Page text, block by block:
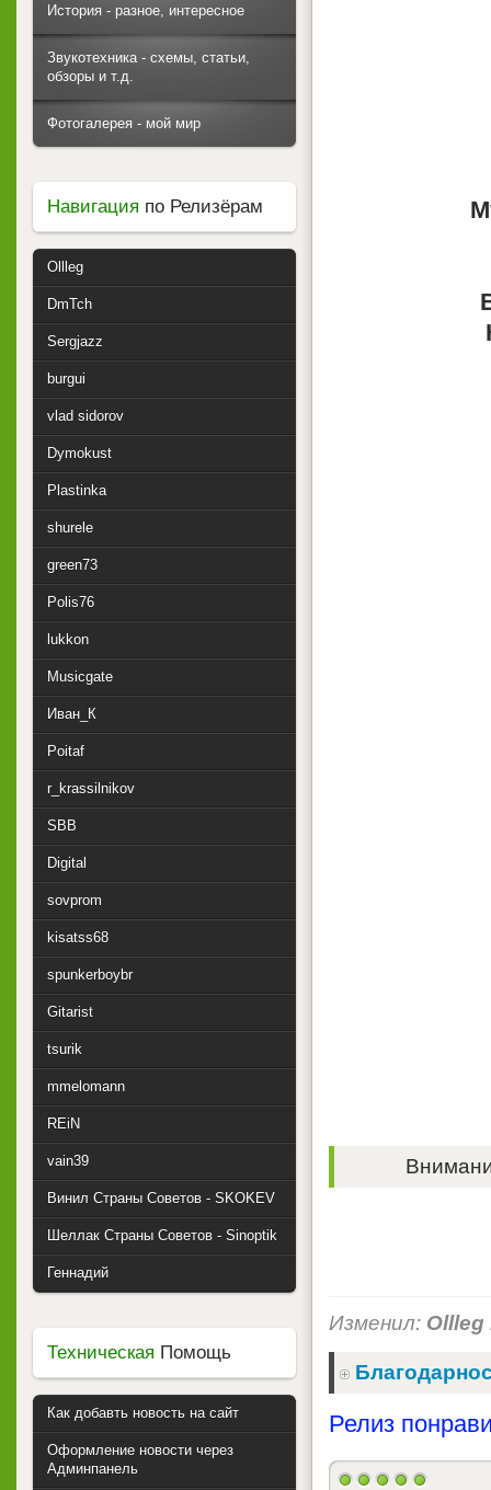
Изменил: Ollleg
Релиз
История - разное, интересное
Звукотехника - схемы, статьи,
обзоры и т.д.
Фотогалерея - мой мир
Навигация по Релизёрам
Ollleg
DmTch
Sergjazz
burgui
vlad sidorov
Dymokust
Plastinka
shurele
green73
Polis76
lukkon
Musicgate
Иван_К
Poitaf
r_krassilnikov
SBB
Digital
sovprom
kisatss68
spunkerboybr
Gitarist
tsurik
mmelomann
REiN
vain39
Винил Страны Советов - SKOKEV
Шеллак Страны Советов - Sinoptik
Геннадий
Техническая Помощь
Как добавть новость на сайт
Оформление новости через
Админпанель